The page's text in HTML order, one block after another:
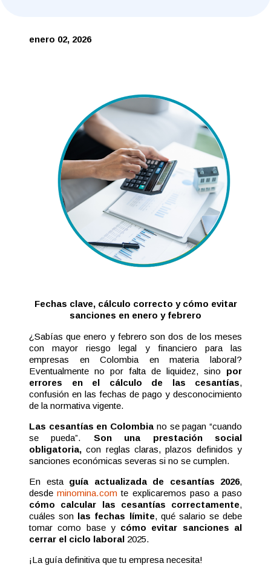
enero 02, 2026
Fechas clave, cálculo correcto y cómo evitar
sanciones en enero y febrero
¿Sabías que enero y febrero son dos de los meses
con mayor riesgo legal y financiero para las
empresas en Colombia en materia laboral?
Eventualmente no por falta de liquidez, sino por
errores en el cálculo de las cesantías,
confusión en las fechas de pago y desconocimiento
de la normativa vigente.
Las cesantías en Colombia no se pagan “cuando
se pueda”. Son una prestación social
obligatoria,con reglas claras, plazos definidos y
sanciones económicas severas si no se cumplen.
En esta guía actualizada de cesantías 2026,
desdeminomina.com te explicaremos paso a paso
cómo calcular las cesantías correctamente,
cuáles son las fechas límite, qué salario se debe
tomar como base y cómo evitar sanciones al
cerrar el ciclo laboral 2025.
¡La guía definitiva que tu empresa necesita!